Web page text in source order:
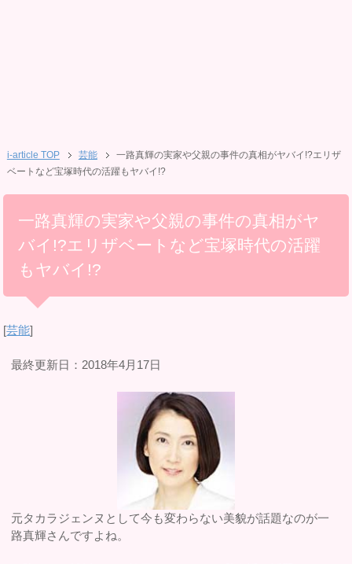
i-article TOP 芸能
一路真輝の実家や父親の事件の真相がヤバイ!?エリザ
ベートなど宝塚時代の活躍もヤバイ!?
一路真輝の実家や父親の事件の真相がヤ
バイ!?エリザベートなど宝塚時代の活躍
もヤバイ!?
[芸能]
最終更新日：2018年4月17日
元タカラジェンヌとして今も変わらない美貌が話題なのが一
路真輝さんですよね。